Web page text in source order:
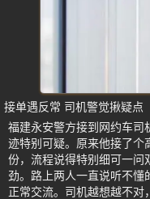
接单遇反常 司机警觉揪疑点
福建永安警方接到网约车司
迹特别可疑。原来他接了个
份，流程说得特别细可一问
劲。路上两人一直说听不懂
正常交流。司机越想越不对